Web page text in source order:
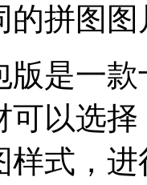
的拼图
版是一
可以选
样式，